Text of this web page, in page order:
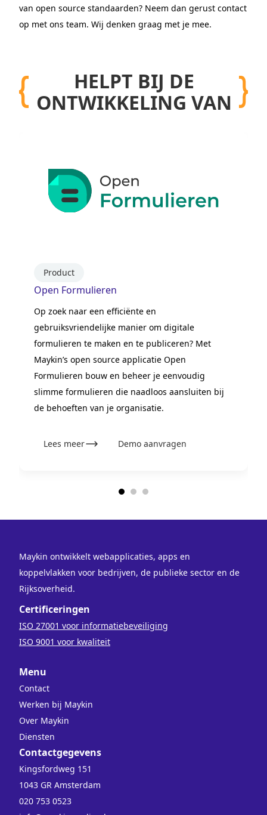
van open source standaarden? Neem dan gerust contact
op met ons team. Wij denken graag met je mee.
HELPT BIJ DE
ONTWIKKELING VAN
Product
Open Formulieren
Op zoek naar een efficiënte en
gebruiksvriendelijke manier om digitale
formulieren te maken en te publiceren? Met
Maykin’s open source applicatie Open
Formulieren bouw en beheer je eenvoudig
slimme formulieren die naadloos aansluiten bij
de behoeften van je organisatie.
Lees meer Demo aanvragen
Maykin ontwikkelt webapplicaties, apps en
koppelvlakken voor bedrijven, de publieke sector en de
Rijksoverheid.
Certificeringen
ISO 27001 voor informatiebeveiliging
ISO 9001 voor kwaliteit
Menu
Contact
Werken bij Maykin
Over Maykin
Diensten
Contactgegevens
Kingsfordweg 151
1043 GR Amsterdam
020 753 0523